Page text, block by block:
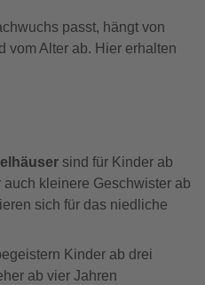
passt, hängt von
vom Alter ab. Hier erhalten
sind für Kinder ab
kleinere Geschwister ab
sich für das niedliche
Kinder ab drei
ab vier Jahren